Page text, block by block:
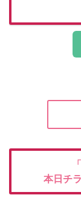
「
本日チ